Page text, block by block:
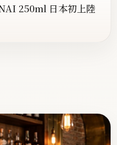
250ml 日本初上陸